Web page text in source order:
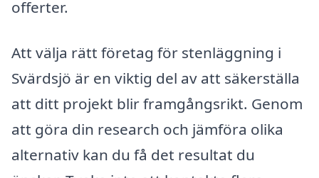
offerter.
Att välja rätt företag för stenläggning i
Svärdsjö är en viktig del av att säkerställa
att ditt projekt blir framgångsrikt. Genom
att göra din research och jämföra olika
alternativ kan du få det resultat du